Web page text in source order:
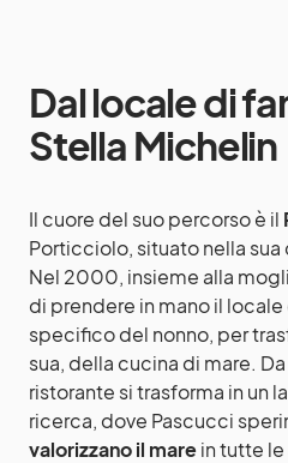
Dal locale di
Stella Michelin
Il cuore del suo percorso è il
Porticciolo, situato nella
Nel 2000, insieme alla
di prendere in mano il
specifico del nonno, per
sua, della cucina di mare.
ristorante si trasforma in un
ricerca, dove Pascucci
valorizzano il marein tutte